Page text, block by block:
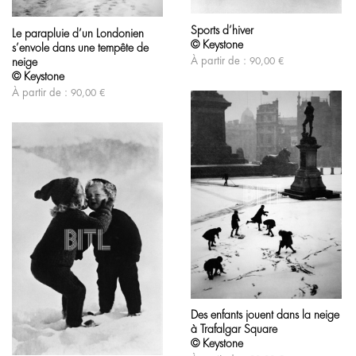
a
plusieurs
variations.
Les
peuvent
être
choisies
la
page
produit
Sports d’hiver
© Keystone
À partir de : 90,00 €
Ce
a
plusieurs
variations.
Les
options
peuvent
choisies
la
produit
Le parapluie d’un Londonien
s’envole dans une tempête de
neige
© Keystone
À partir de : 90,00 €
Ce
a
plusieurs
variations.
Des enfants jouent dans la neige
à Trafalgar Square
© Keystone
Ce